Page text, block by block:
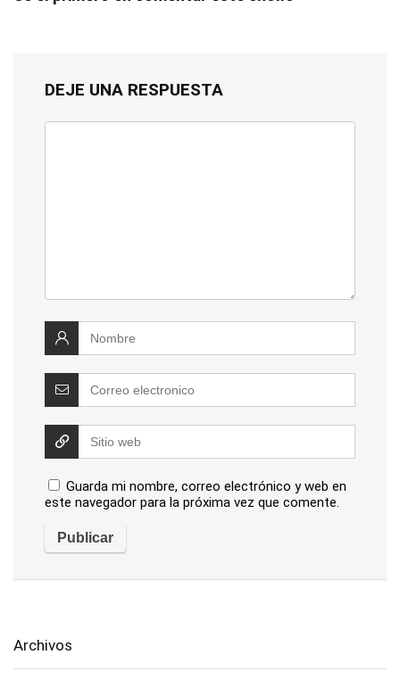
DEJE UNA RESPUESTA
Guarda mi nombre, correo electrónico y web en
este navegador para la próxima vez que comente.
Archivos